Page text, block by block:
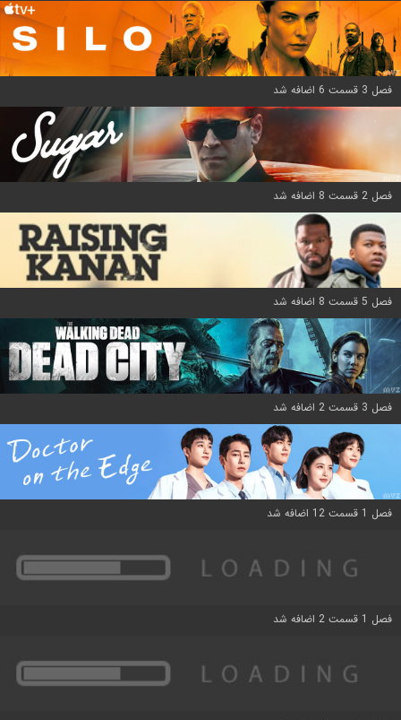
فصل 3 قسمت 6 اضافه شد
فصل 2 قسمت 8 اضافه شد
فصل 5 قسمت 8 اضافه شد
فصل 3 قسمت 2 اضافه شد
فصل 1 قسمت 12 اضافه شد
فصل 1 قسمت 2 اضافه شد